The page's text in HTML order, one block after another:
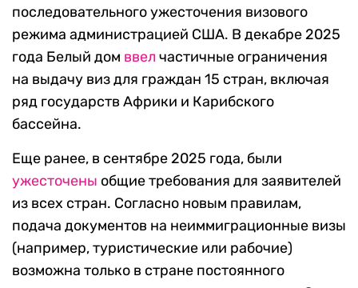
последовательного ужесточения визового
режима администрацией США. В декабре 2025
года Белый дом ввел частичные ограничения
на выдачу виз для граждан 15 стран, включая
ряд государств Африки и Карибского
бассейна.
Еще ранее, в сентябре 2025 года, были
ужесточены общие требования для заявителей
из всех стран. Согласно новым правилам,
подача документов на неиммиграционные визы
(например, туристические или рабочие)
возможна только в стране постоянного